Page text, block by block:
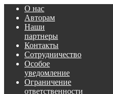
О нас
Авторам
Наши
партнеры
Контакты
Сотрудничество
Особое
уведомление
Ограничение
ответственности